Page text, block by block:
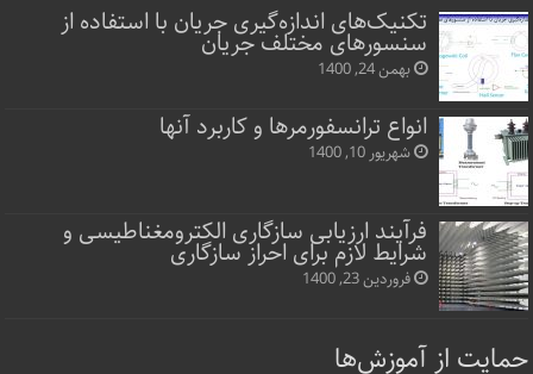
تکنیک‌های اندازه‌گیری جریان با استفاده از
سنسورهای مختلف جریان
بهمن 24, 1400
انواع ترانسفورمرها و کاربرد آنها
شهریور 10, 1400
فرآیند ارزیابی سازگاری الکترومغناطیسی و
شرایط لازم برای احراز سازگاری
فروردین 23, 1400
حمایت از آموزش‌ها